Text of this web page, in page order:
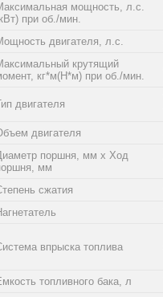
мощность, л.с.
при об./мин.
двигателя, л.с.
крутящий
кг*м(Н*м) при об./мин.
двигателя
двигателя
поршня, мм x Ход
мм
сжатия
впрыска топлива
топливного бака, л